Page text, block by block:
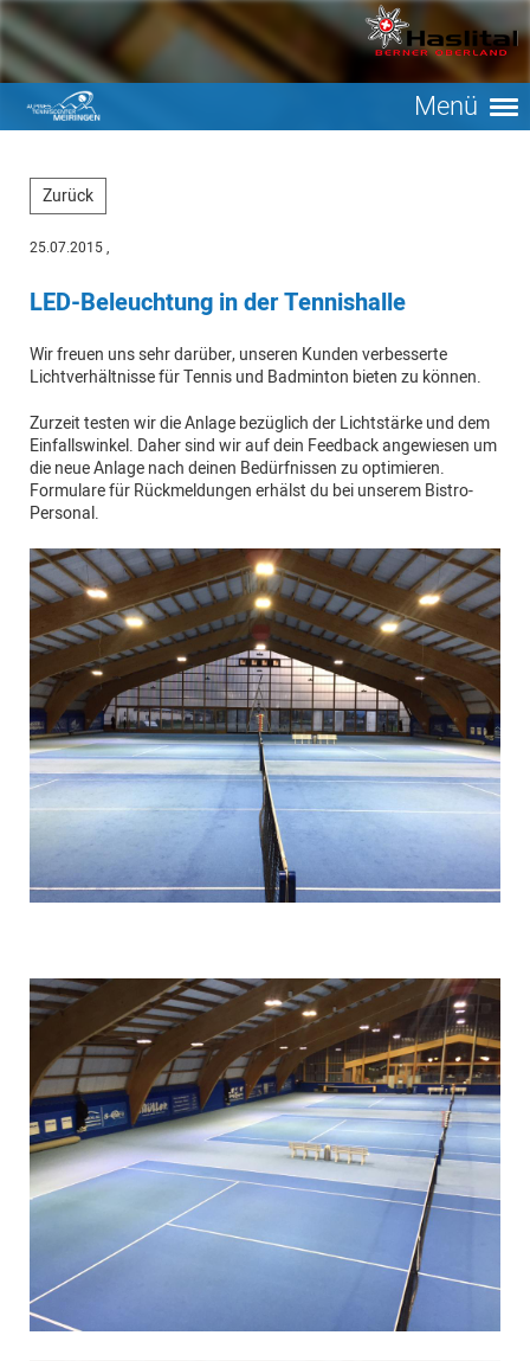
Menü
Zurück
25.07.2015,
LED-Beleuchtung in der Tennishalle
Wir freuen uns sehr darüber, unseren Kunden verbesserte
Lichtverhältnisse für Tennis und Badminton bieten zu können.
Zurzeit testen wir die Anlage bezüglich der Lichtstärke und dem
Einfallswinkel. Daher sind wir auf dein Feedback angewiesen um
die neue Anlage nach deinen Bedürfnissen zu optimieren.
Formulare für Rückmeldungen erhälst du bei unserem Bistro-
Personal.